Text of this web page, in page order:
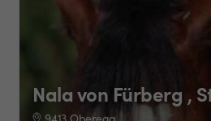
Nala von Fürberg ,